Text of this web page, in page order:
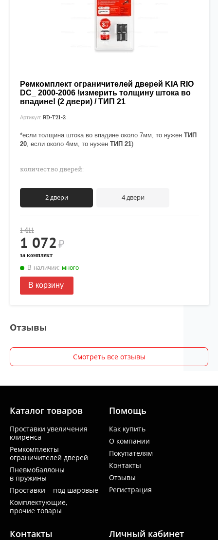
Ремкомплект ограничителей дверей KIA RIO
DC_ 2000-2006 !измерить толщину штока во
впадине! (2 двери) / ТИП 21
Артикул: RD-T21-2
*если толщина штока во впадине около 7мм, то нужен ТИП
20 , если около 4мм, то нужен ТИП 21)
количество дверей:
2 двери 4 двери
1 411
1 072 ₽
за комплект
В наличии: много
В корзину
Отзывы
Смотреть все отзывы
Каталог товаров
Проставки увеличения
клиренса
Ремкомплекты
ограничителей дверей
Пневмобаллоны
в пружины
Проставки под шаровые
Комплектующие,
прочие товары
Помощь
Как купить
О компании
Покупателям
Контакты
Отзывы
Регистрация
Контакты Личный кабинет